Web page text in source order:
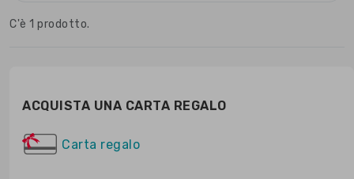
C'è 1 prodotto.
ACQUISTA UNA CARTA REGALO
Carta regalo